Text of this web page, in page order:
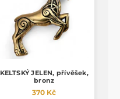
KELTSKÝ JELEN, přívěšek,
bronz
370 Kč